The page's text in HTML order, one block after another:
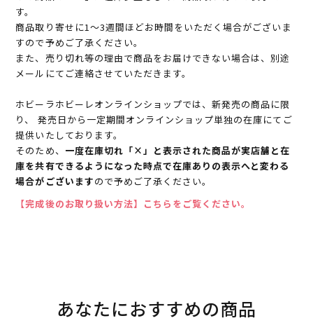
す。
商品取り寄せに1～3週間ほどお時間をいただく場合がございま
すので予めご了承ください。
また、売り切れ等の理由で商品をお届けできない場合は、別途
メールにてご連絡させていただきます。
ホビーラホビーレオンラインショップでは、新発売の商品に限
り、 発売日から一定期間オンラインショップ単独の在庫にてご
提供いたしております。
そのため、 一度在庫切れ「×」と表示された商品が実店舗と在
庫を共有できるようになった時点で在庫ありの表示へと変わる
場合がございますので予めご了承ください。
【完成後のお取り扱い方法】こちらをご覧ください。
あなたにおすすめの商品